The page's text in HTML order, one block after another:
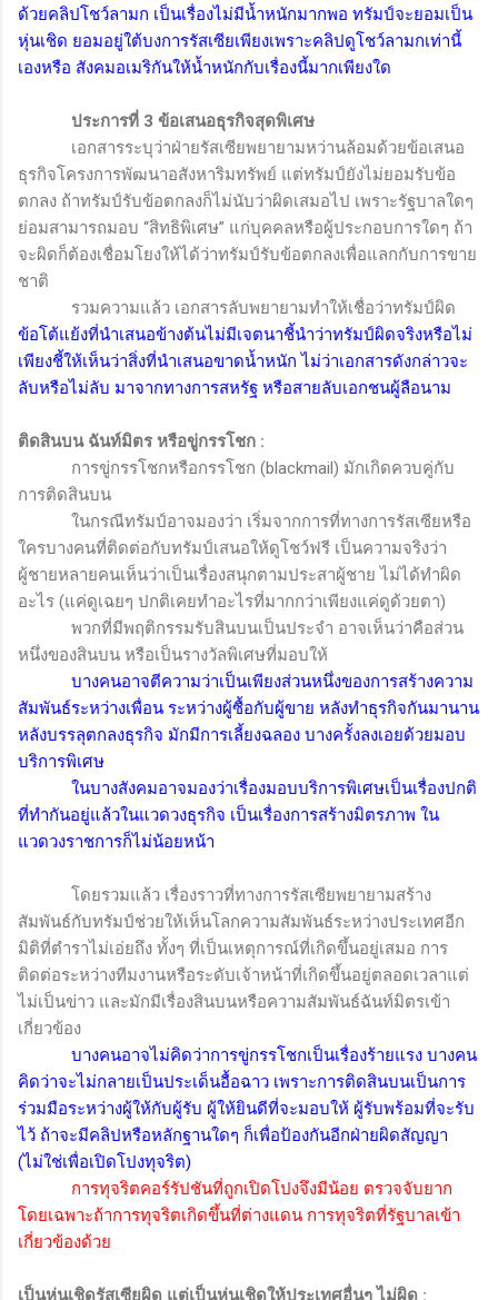
ด้วยคลิปโชว์ลามก เป็นเรื่องไม่มีน้ำหนักมากพอ ทรัมป์จะยอมเป็น
หุ่นเชิด ยอมอยู่ใต้บงการรัสเซียเพียงเพราะคลิปดูโชว์ลามกเท่านี้
เองหรือ สังคมอเมริกันให้น้ำหนักกับเรื่องนี้มากเพียงใด
ประการที่ 3 ข้อเสนอธุรกิจสุดพิเศษ
เอกสารระบุว่าฝ่ายรัสเซียพยายามหว่านล้อมด้วยข้อเสนอ
ธุรกิจโครงการพัฒนาอสังหาริมทรัพย์ แต่ทรัมป์ยังไม่ยอมรับข้อ
ตกลง ถ้าทรัมป์รับข้อตกลงก็ไม่นับว่าผิดเสมอไป เพราะรัฐบาลใดๆ
ย่อมสามารถมอบ “สิทธิพิเศษ” แก่บุคคลหรือผู้ประกอบการใดๆ ถ้า
จะผิดก็ต้องเชื่อมโยงให้ได้ว่าทรัมป์รับข้อตกลงเพื่อแลกกับการขาย
ชาติ
รวมความแล้ว เอกสารลับพยายามทำให้เชื่อว่าทรัมป์ผิด
ข้อโต้แย้งที่นำเสนอข้างต้นไม่มีเจตนาชี้นำว่าทรัมป์ผิดจริงหรือไม่
เพียงชี้ให้เห็นว่าสิ่งที่นำเสนอขาดน้ำหนัก ไม่ว่าเอกสารดังกล่าวจะ
ลับหรือไม่ลับ มาจากทางการสหรัฐ หรือสายลับเอกชนผู้ลือนาม
ติดสินบน ฉันท์มิตร หรือขู่กรรโชก :
การขู่กรรโชกหรือกรรโชก (blackmail) มักเกิดควบคู่กับ
การติดสินบน
ในกรณีทรัมป์อาจมองว่า เริ่มจากการที่ทางการรัสเซียหรือ
ใครบางคนที่ติดต่อกับทรัมป์เสนอให้ดูโชว์ฟรี เป็นความจริงว่า
ผู้ชายหลายคนเห็นว่าเป็นเรื่องสนุกตามประสาผู้ชาย ไม่ได้ทำผิด
อะไร (แค่ดูเฉยๆ ปกติเคยทำอะไรที่มากกว่าเพียงแค่ดูด้วยตา)
พวกที่มีพฤติกรรมรับสินบนเป็นประจำ อาจเห็นว่าคือส่วน
หนึ่งของสินบน หรือเป็นรางวัลพิเศษที่มอบให้
บางคนอาจตีความว่าเป็นเพียงส่วนหนึ่งของการสร้างความ
สัมพันธ์ระหว่างเพื่อน ระหว่างผู้ซื้อกับผู้ขาย หลังทำธุรกิจกันมานาน
หลังบรรลุตกลงธุรกิจ มักมีการเลี้ยงฉลอง บางครั้งลงเอยด้วยมอบ
บริการพิเศษ
ในบางสังคมอาจมองว่าเรื่องมอบบริการพิเศษเป็นเรื่องปกติ
ที่ทำกันอยู่แล้วในแวดวงธุรกิจ เป็นเรื่องการสร้างมิตรภาพ ใน
แวดวงราชการก็ไม่น้อยหน้า
โดยรวมแล้ว เรื่องราวที่ทางการรัสเซียพยายามสร้าง
สัมพันธ์กับทรัมป์ช่วยให้เห็นโลกความสัมพันธ์ระหว่างประเทศอีก
มิติที่ตำราไม่เอ่ยถึง ทั้งๆ ที่เป็นเหตุการณ์ที่เกิดขึ้นอยู่เสมอ การ
ติดต่อระหว่างทีมงานหรือระดับเจ้าหน้าที่เกิดขึ้นอยู่ตลอดเวลาแต่
ไม่เป็นข่าว และมักมีเรื่องสินบนหรือความสัมพันธ์ฉันท์มิตรเข้า
เกี่ยวข้อง
บางคนอาจไม่คิดว่าการขู่กรรโชกเป็นเรื่องร้ายแรง บางคน
คิดว่าจะไม่กลายเป็นประเด็นอื้อฉาว เพราะการติดสินบนเป็นการ
ร่วมมือระหว่างผู้ให้กับผู้รับ ผู้ให้ยินดีที่จะมอบให้ ผู้รับพร้อมที่จะรับ
ไว้ ถ้าจะมีคลิปหรือหลักฐานใดๆ ก็เพื่อป้องกันอีกฝ่ายผิดสัญญา
(ไม่ใช่เพื่อเปิดโปงทุจริต)
การทุจริตคอร์รัปชันที่ถูกเปิดโปงจึงมีน้อย ตรวจจับยาก
โดยเฉพาะถ้าการทุจริตเกิดขึ้นที่ต่างแดน การทุจริตที่รัฐบาลเข้า
เกี่ยวข้องด้วย
เป็นหุ่นเชิดรัสเซียผิด แต่เป็นหุ่นเชิดให้ประเทศอื่นๆ ไม่ผิด :